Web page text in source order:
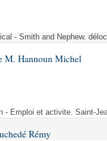
- Smith and Nephew.
M. Hannoun Michel
- Emploi et activite. Saint-
Rémy